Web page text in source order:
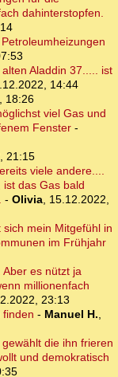
dahinterstopfen.
Aladdin 37..... ist
14:44
18:26
viel Gas und
Fenster -
21:15
viele andere....
das Gas bald
- Olivia, 15.12.2022,
mein Mitgefühl in
im Frühjahr
es nützt ja
millionenfach
23:13
finden - Manuel H.,
die ihn frieren
und demokratisch